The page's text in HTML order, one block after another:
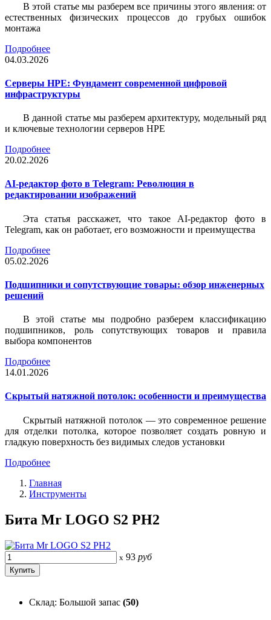
В этой статье мы разберем все причины этого явления: от
естественных физических процессов до грубых ошибок
монтажа
Подробнее
04.03.2026
Серверы HPE: Фундамент современной цифровой
инфраструктуры
В данной статье мы разберем архитектуру, модельный ряд
и ключевые технологии серверов HPE
Подробнее
20.02.2026
AI-редактор фото в Telegram: Революция в
редактировании изображений
Эта статья расскажет, что такое AI-редактор фото в
Telegram, как он работает, его возможности и преимущества
Подробнее
05.02.2026
Подшипники и сопутствующие товары: обзор инженерных
решений
В этой статье мы подробно разберем классификацию
подшипников, роль сопутствующих товаров и правила
выбора компонентов
Подробнее
14.01.2026
Скрытый натяжной потолок: особенности и преимущества
Скрытый натяжной потолок — это современное решение
для отделки потолка, которое позволяет создать ровную и
гладкую поверхность без видимых следов установки
Подробнее
Главная
Инструменты
Бита Mr LOGO S2 PH2
x 93 руб
Склад: Большой запас (50)